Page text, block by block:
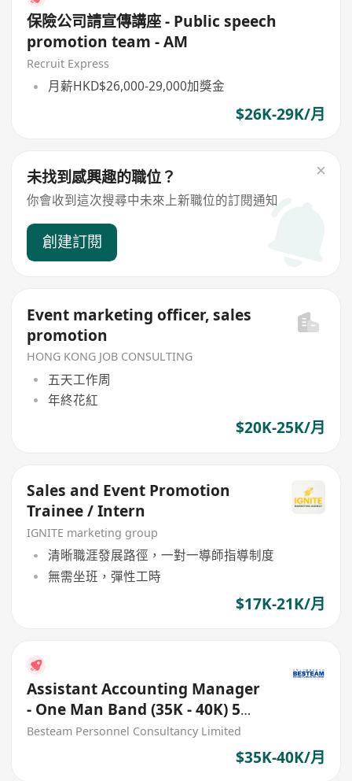
保險公司請宣傳講座 - Public speech
promotion team - AM
Recruit Express
月薪HKD$26,000-29,000加獎金
$26K-29K/月
未找到感興趣的職位？
你會收到這次搜尋中未來上新職位的訂閱通知
創建訂閱
Event marketing officer, sales
promotion
HONG KONG JOB CONSULTING
五天工作周
年終花紅
$20K-25K/月
Sales and Event Promotion
Trainee / Intern
IGNITE marketing group
清晰職涯發展路徑，一對一導師指導制度
無需坐班，彈性工時
$17K-21K/月
Assistant Accounting Manager
- One Man Band (35K - 40K) 5
Days
Besteam Personnel Consultancy Limited
$35K-40K/月